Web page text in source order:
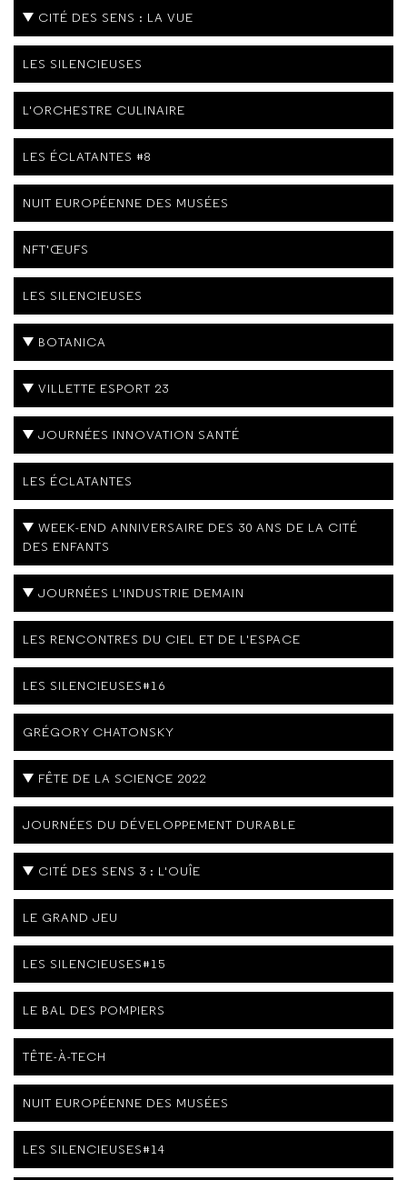
CITÉ DES SENS : LA VUE
LES SILENCIEUSES
L'ORCHESTRE CULINAIRE
LES ÉCLATANTES #8
NUIT EUROPÉENNE DES MUSÉES
NFT'ŒUFS
LES SILENCIEUSES
BOTANICA
VILLETTE ESPORT 23
JOURNÉES INNOVATION SANTÉ
LES ÉCLATANTES
WEEK-END ANNIVERSAIRE DES 30 ANS DE LA CITÉ
DES ENFANTS
JOURNÉES L'INDUSTRIE DEMAIN
LES RENCONTRES DU CIEL ET DE L'ESPACE
LES SILENCIEUSES#16
GRÉGORY CHATONSKY
FÊTE DE LA SCIENCE 2022
JOURNÉES DU DÉVELOPPEMENT DURABLE
CITÉ DES SENS 3 : L'OUÎE
LE GRAND JEU
LES SILENCIEUSES#15
LE BAL DES POMPIERS
TÊTE-À-TECH
NUIT EUROPÉENNE DES MUSÉES
LES SILENCIEUSES#14